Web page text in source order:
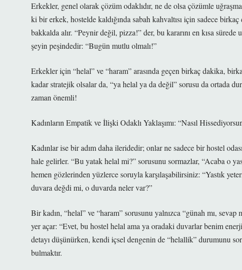
Erkekler, genel olarak çözüm odaklıdır, ne de olsa çözümle
ki bir erkek, hostelde kaldığında sabah kahvaltısı için sadece
bakkalda alır. “Peynir değil, pizza!” der, bu kararını en kısa
şeyin peşindedir: “Bugün mutlu olmalı!”
Erkekler için “helal” ve “haram” arasında geçen birkaç dakika,
kadar stratejik olsalar da, “ya helal ya da değil” sorusu da ortada
zaman önemli!
Kadınların Empatik ve İlişki Odaklı Yaklaşımı: “Nasıl
Kadınlar ise bir adım daha ileridedir; onlar ne sadece bir hostel
hale gelirler. “Bu yatak helal mi?” sorusunu sormazlar, “Acaba o
hemen gözlerinden yüzlerce soruyla karşılaşabilirsiniz: “Yastık
duvara değdi mi, o duvarda neler var?”
Bir kadın, “helal” ve “haram” sorusunu yalnızca “günah mı,
yer açar: “Evet, bu hostel helal ama ya oradaki duvarlar benim
detayı düşünürken, kendi içsel dengenin de “helallik” durumunu
bulmaktır.